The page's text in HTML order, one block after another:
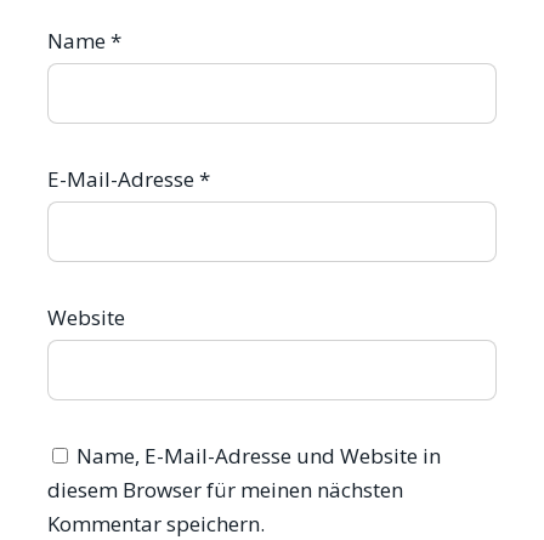
Name*
E-Mail-Adresse*
Website
Name, E-Mail-Adresse und Website in
diesem Browser für meinen nächsten
Kommentar speichern.